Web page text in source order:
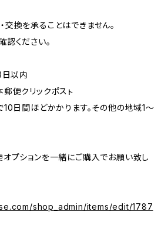
交換を承ることはできません。
認ください。
日以内
クリックポスㇳ
10日間ほどかかります。その他の地域1～
オプションを一緒にご購入でお願い致し
shop_admin/items/edit/1787